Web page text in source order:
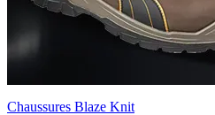
Chaussures Blaze Knit